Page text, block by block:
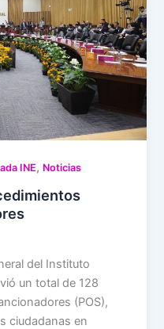
INE, Noticias
del Instituto
un total de 128
(POS),
ciudadanas en